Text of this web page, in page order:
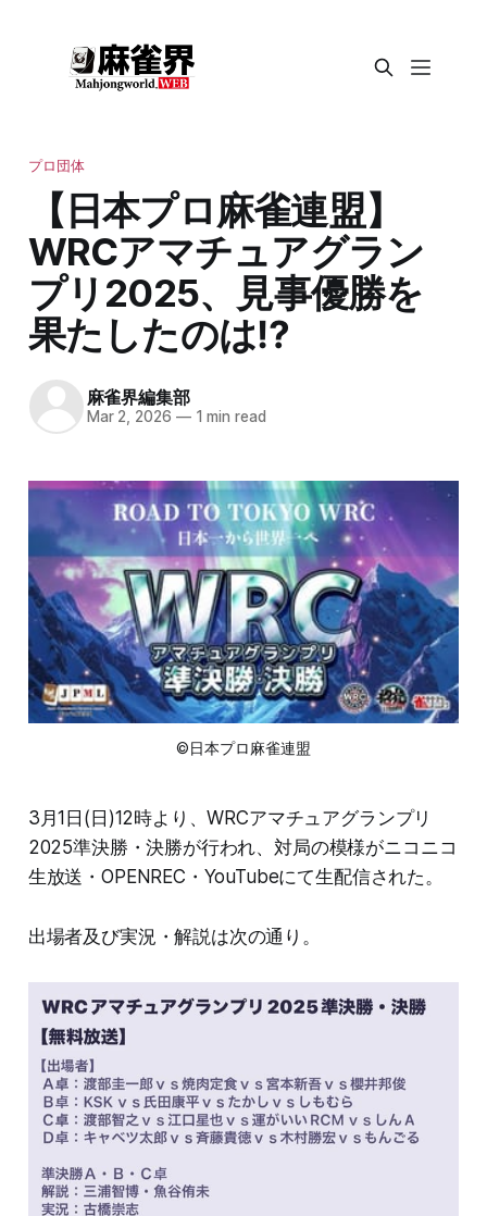
プロ団体
【日本プロ麻雀連盟】
WRCアマチュアグラン
プリ2025、見事優勝を
果たしたのは⁉
麻雀界編集部
Mar 2, 2026 —1 min read
©日本プロ麻雀連盟
3月1日(日)12時より、WRCアマチュアグランプリ
2025準決勝・決勝が行われ、対局の模様がニコニコ
生放送・OPENREC・YouTubeにて生配信された。
出場者及び実況・解説は次の通り。